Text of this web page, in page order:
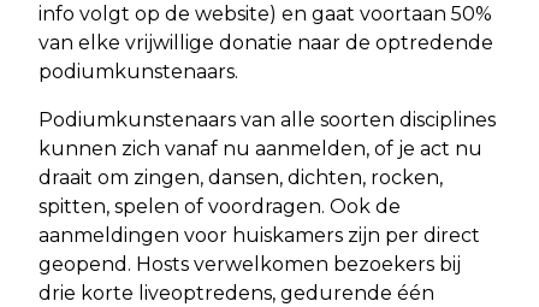
info volgt op de website) en gaat voortaan 50%
van elke vrijwillige donatie naar de optredende
podiumkunstenaars.
Podiumkunstenaars van alle soorten disciplines
kunnen zich vanaf nu aanmelden, of je act nu
draait om zingen, dansen, dichten, rocken,
spitten, spelen of voordragen. Ook de
aanmeldingen voor huiskamers zijn per direct
geopend. Hosts verwelkomen bezoekers bij
drie korte liveoptredens, gedurende één